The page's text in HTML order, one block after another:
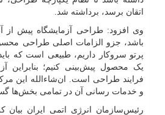
اتقان برسد، برداشته شد.
وی افزود: طراحی آزمایشگاه پیش از
باشد، جزو الزامات اصلی طراحی
پرتو سروکار داریم، طبیعی است که باید
یک محصول پیش‌بینی کنیم؛ بنابراین
فرایند طراحی است. ان‌شاءالله این مرکز
و خدمات رسانی آن در تمامی بخش‌ها
رئیس‌سازمان انرژی اتمی ایران بیان